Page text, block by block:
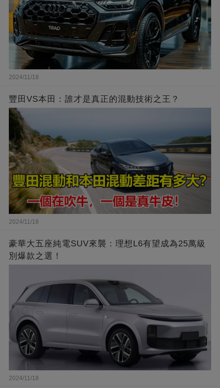
2024/11/18
豐田VS本田：誰才是真正的混動技術之王？
2024/11/18
豪華大五座純電SUV來襲：理想L6有望成為25萬級
別爆款之選！
2024/11/18